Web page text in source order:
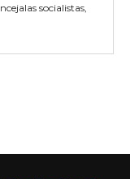
socialistas,